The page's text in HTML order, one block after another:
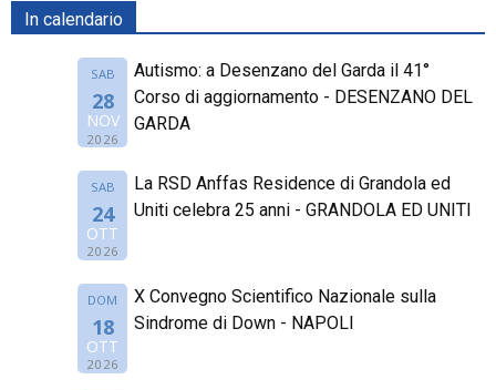
In calendario
SAB
28
NOV
2026
Autismo: a Desenzano del Garda il 41°
Corso di aggiornamento - DESENZANO DEL
GARDA
SAB
24
OTT
2026
La RSD Anffas Residence di Grandola ed
Uniti celebra 25 anni - GRANDOLA ED UNITI
DOM
18
OTT
2026
X Convegno Scientifico Nazionale sulla
Sindrome di Down - NAPOLI